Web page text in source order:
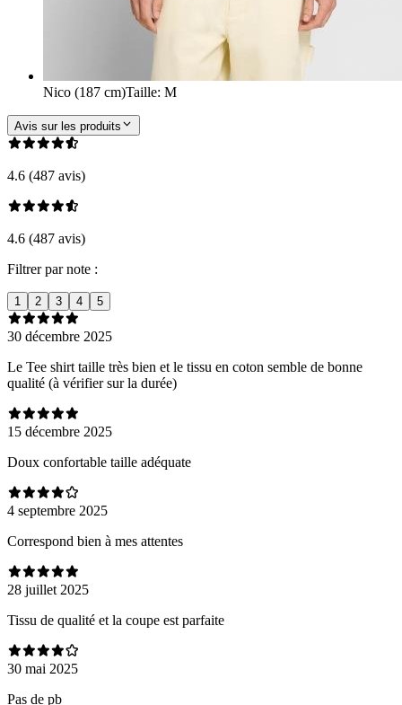
Nico (187 cm)Taille: M
Avis sur les produits
4.6 (487 avis)
4.6 (487 avis)
Filtrer par note :
1 2 3 4 5
30 décembre 2025
Le Tee shirt taille très bien et le tissu en coton semble de bonne
qualité (à vérifier sur la durée)
15 décembre 2025
Doux confortable taille adéquate
4 septembre 2025
Correspond bien à mes attentes
28 juillet 2025
Tissu de qualité et la coupe est parfaite
30 mai 2025
Pas de pb